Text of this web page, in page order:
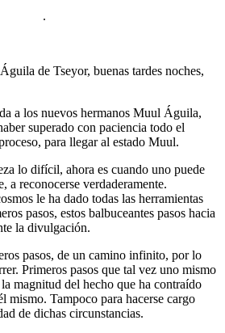
.
de Tseyor, buenas tardes noches,
a los nuevos hermanos Muul Águila,
superado con paciencia todo el
para llegar al estado Muul.
lo difícil, ahora es cuando uno puede
a reconocerse verdaderamente.
le ha dado todas las herramientas
pasos, estos balbuceantes pasos hacia
la divulgación.
pasos, de un camino infinito, por lo
Primeros pasos que tal vez uno mismo
magnitud del hecho que ha contraído
mismo. Tampoco para hacerse cargo
de dichas circunstancias.